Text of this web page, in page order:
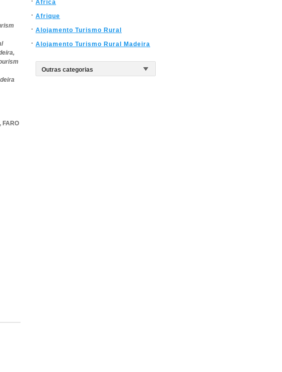
, FARO
Africa
Afrique
Alojamento Turismo Rural
Alojamento Turismo Rural Madeira